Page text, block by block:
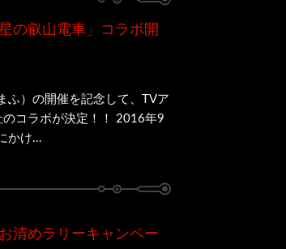
の叡山電車」コラボ開
ふ）の開催を記念して、TVア
コラボが決定！！ 2016年9
かけ...
清めラリーキャンペー